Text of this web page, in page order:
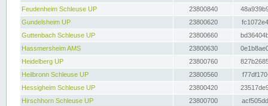
Feudenheim Schleuse UP
23800840
Gundelsheim UP
23800620
Guttenbach Schleuse UP
23800660
Hassmersheim AMS
23800630
Heidelberg UP
23800760
Heilbronn Schleuse UP
23800560
Hessigheim Schleuse UP
23800420
Hirschhorn Schleuse UP
23800700